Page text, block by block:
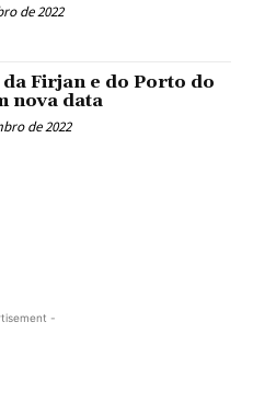
de 2022
Firjan e do Porto do
nova data
de 2022
-